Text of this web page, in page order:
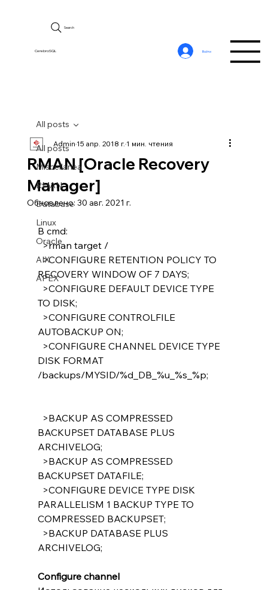
CerebroSQL
Search
Войти
All posts
Miscellanea
RMAN
Database
Linux
Oracle
AIX
APEX
All posts
RMAN [Oracle Recovery
Manager]
Admin15 апр. 2018 г.1 мин. чтения
Обновлено: 30 авг. 2021 г.
В cmd:
>rman target /
>CONFIGURE RETENTION POLICY TO
RECOVERY WINDOW OF 7 DAYS;
>CONFIGURE DEFAULT DEVICE TYPE
TO DISK;
>CONFIGURE CONTROLFILE
AUTOBACKUP ON;
>CONFIGURE CHANNEL DEVICE TYPE
DISK FORMAT
/backups/MYSID/%d_DB_%u_%s_%p;
>BACKUP AS COMPRESSED
BACKUPSET DATABASE PLUS
ARCHIVELOG;
>BACKUP AS COMPRESSED
BACKUPSET DATAFILE;
>CONFIGURE DEVICE TYPE DISK
PARALLELISM 1 BACKUP TYPE TO
COMPRESSED BACKUPSET;
>BACKUP DATABASE PLUS
ARCHIVELOG;
Configure channel